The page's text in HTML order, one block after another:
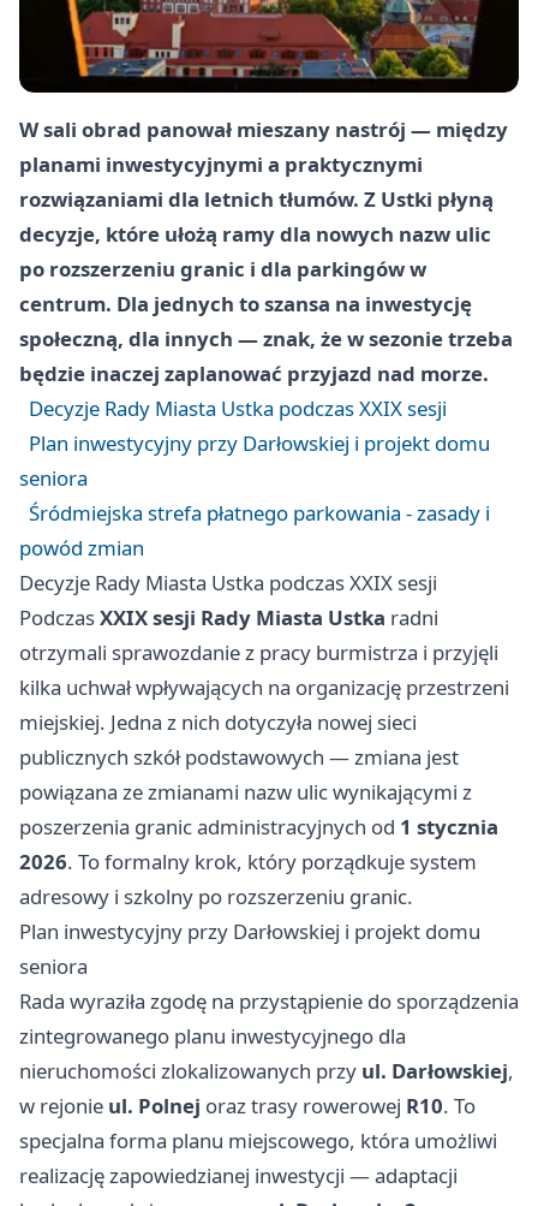
W sali obrad panował mieszany nastrój — między
planami inwestycyjnymi a praktycznymi
rozwiązaniami dla letnich tłumów. Z Ustki płyną
decyzje, które ułożą ramy dla nowych nazw ulic
po rozszerzeniu granic i dla parkingów w
centrum. Dla jednych to szansa na inwestycję
społeczną, dla innych — znak, że w sezonie trzeba
będzie inaczej zaplanować przyjazd nad morze.
Decyzje Rady Miasta Ustka podczas XXIX sesji
Plan inwestycyjny przy Darłowskiej i projekt domu
seniora
Śródmiejska strefa płatnego parkowania - zasady i
powód zmian
Decyzje Rady Miasta Ustka podczas XXIX sesji
PodczasXXIX sesji Rady Miasta Ustka radni
otrzymali sprawozdanie z pracy burmistrza i przyjęli
kilka uchwał wpływających na organizację przestrzeni
miejskiej. Jedna z nich dotyczyła nowej sieci
publicznych szkół podstawowych — zmiana jest
powiązana ze zmianami nazw ulic wynikającymi z
poszerzenia granic administracyjnych od 1 stycznia
2026. To formalny krok, który porządkuje system
adresowy i szkolny po rozszerzeniu granic.
Plan inwestycyjny przy Darłowskiej i projekt domu
seniora
Rada wyraziła zgodę na przystąpienie do sporządzenia
zintegrowanego planu inwestycyjnego dla
nieruchomości zlokalizowanych przy ul. Darłowskiej,
w rejonie ul. Polnej oraz trasy rowerowej R10. To
specjalna forma planu miejscowego, która umożliwi
realizację zapowiedzianej inwestycji — adaptacji